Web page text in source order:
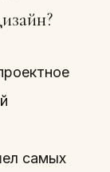
самых